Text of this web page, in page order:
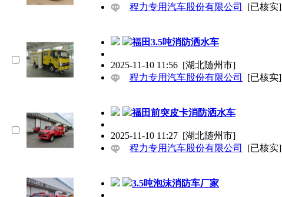
程力专用汽车股份有限公司
[已核实]
福田3.5吨消防洒水车
2025-11-10 11:56 [湖北随州市]
程力专用汽车股份有限公司
[已核实]
福田前突皮卡消防洒水车
2025-11-10 11:27 [湖北随州市]
程力专用汽车股份有限公司
[已核实]
3.5吨泡沫消防车厂家